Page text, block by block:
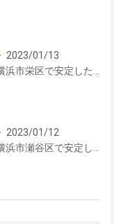
2023/01/13
2023/01/12